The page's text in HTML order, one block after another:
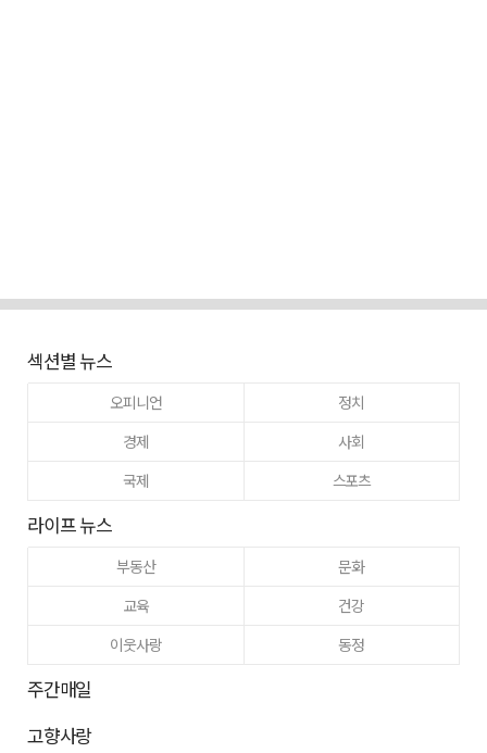
섹션별 뉴스
오피니언
정치
경제
사회
국제
스포츠
라이프 뉴스
부동산
문화
교육
건강
이웃사랑
동정
주간매일
고향사랑